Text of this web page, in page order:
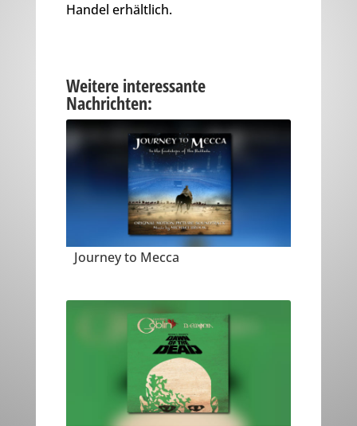
Handel erhältlich.
Weitere interessante
Nachrichten:
Journey to Mecca